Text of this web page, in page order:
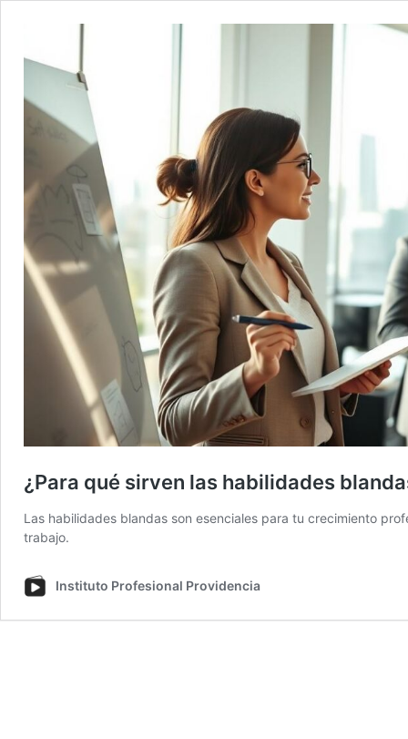
¿Para qué sirven las habilidades
Las habilidades blandas son esenciales para tu crecimiento
trabajo.
Instituto Profesional Providencia